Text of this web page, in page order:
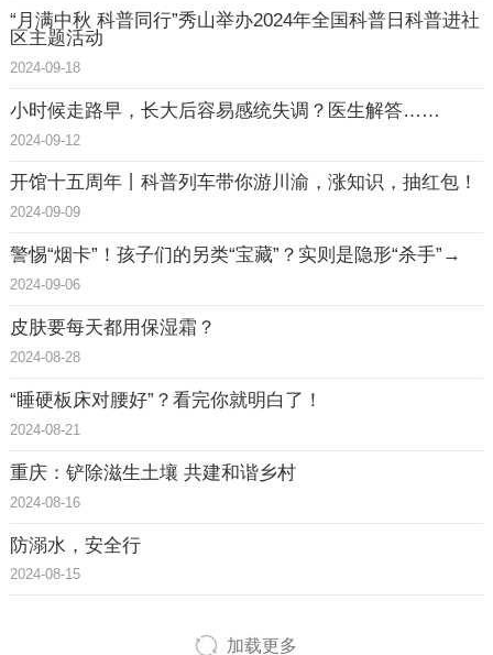
“月满中秋 科普同行”秀山举办2024年全国科普日科普进社
区主题活动
2024-09-18
小时候走路早，长大后容易感统失调？医生解答……
2024-09-12
开馆十五周年丨科普列车带你游川渝，涨知识，抽红包！
2024-09-09
警惕“烟卡”！孩子们的另类“宝藏”？实则是隐形“杀手”→
2024-09-06
皮肤要每天都用保湿霜？
2024-08-28
“睡硬板床对腰好”？看完你就明白了！
2024-08-21
重庆：铲除滋生土壤 共建和谐乡村
2024-08-16
防溺水，安全行
2024-08-15
加载更多